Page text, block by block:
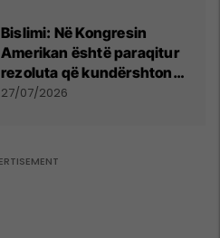
Bislimi: Në Kongresin
Amerikan është paraqitur
rezoluta që kundërshton
mbajtjen e Asamblesë
27/07/2026